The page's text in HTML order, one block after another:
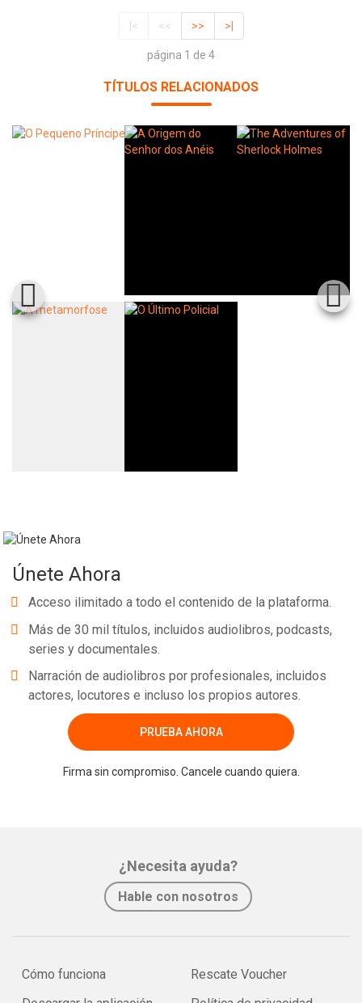
|< << >> >|
página 1 de 4
TÍTULOS RELACIONADOS
Únete Ahora
Acceso ilimitado a todo el contenido de la plataforma.
Más de 30 mil títulos, incluidos audiolibros, podcasts,
series y documentales.
Narración de audiolibros por profesionales, incluidos
actores, locutores e incluso los propios autores.
PRUEBA AHORA
Firma sin compromiso. Cancele cuando quiera.
¿Necesita ayuda?
Hable con nosotros
Cómo funciona
Rescate Voucher